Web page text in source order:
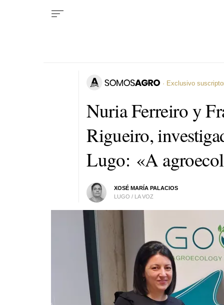
Nuria Ferreiro y
Rigueiro,
Lugo: «A
XOSÉ MARÍA PALACIOS
LUGO / LA VOZ
· Exclusivo